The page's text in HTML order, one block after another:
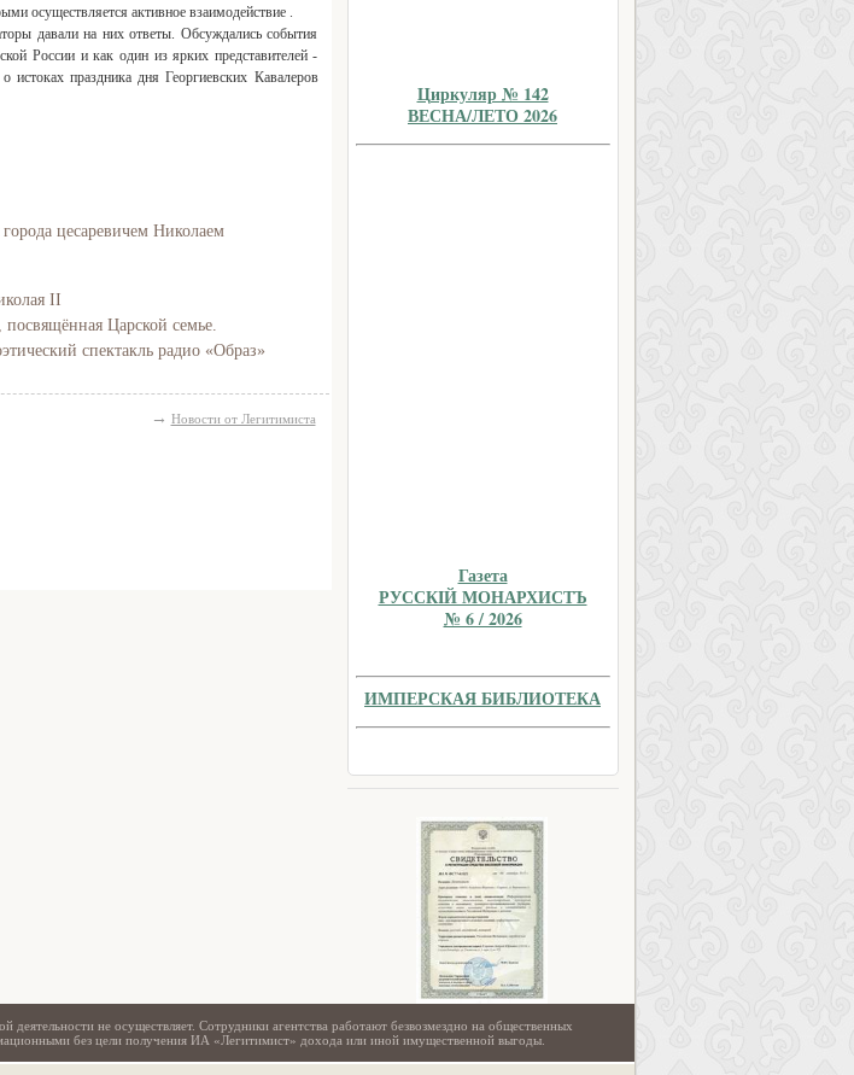
осуществляется активное взаимодействие .
давали на них ответы. Обсуждались события
России и как один из ярких представителей -
истоках праздника дня Георгиевских Кавалеров
цесаревичем Николаем
II
Царской семье.
спектакль радио «Образ»
→ Новости от Легитимиста
Циркуляр № 142
ВЕСНА/ЛЕТО 2026
Газета
РУССКIЙ МОНАРХИСТЪ
№ 6 / 2026
ИМПЕРСКАЯ БИБЛИОТЕКА
не осуществляет. Сотрудники агентства работают безвозмездно на общественных
без цели получения ИА «Легитимист» дохода или иной имущественной выгоды.